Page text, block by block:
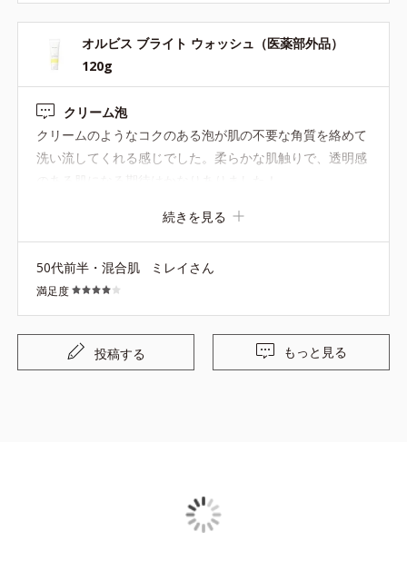
オルビス ブライト ウォッシュ（医薬部外品）
120g
クリーム泡
クリームのようなコクのある泡が肌の不要な角質を絡めて
洗い流してくれる感じでした。柔らかな肌触りで、透明感
続きを見る
50代前半・混合肌 ミレイさん
満足度
投稿する もっと見る